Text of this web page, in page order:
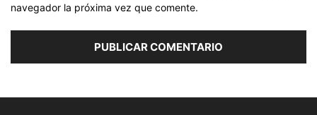
navegador la próxima vez que comente.